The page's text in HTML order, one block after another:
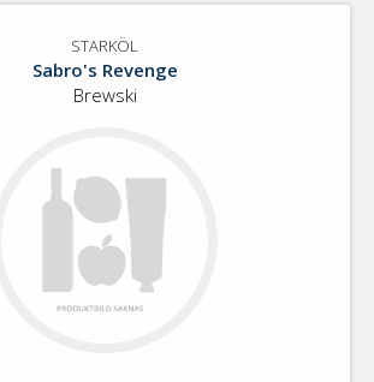
STARKÖL
Sabro's Revenge
Brewski